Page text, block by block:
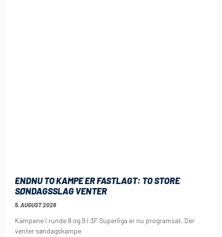
ENDNU TO KAMPE ER FASTLAGT: TO STORE
SØNDAGSSLAG VENTER
5. AUGUST 2026
Kampene i runde 8 og 9 i 3F Superliga er nu programsat. Der
venter søndagskampe